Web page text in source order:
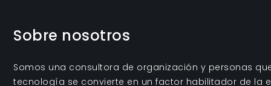
trabajo
con
Sobre nosotros
Somos una consultora de organización y personas
tecnología se convierte en un factor habilitador de la